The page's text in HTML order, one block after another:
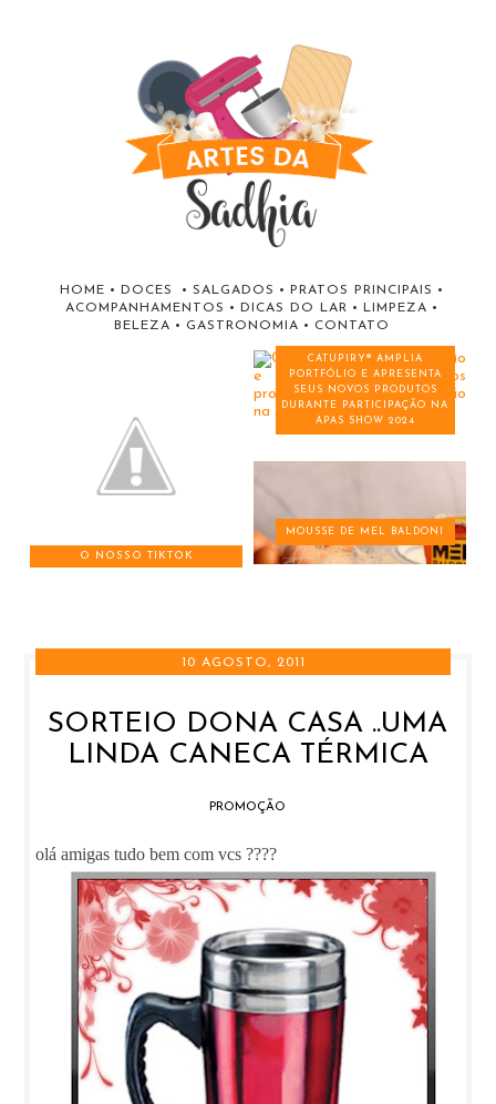
HOME • DOCES • SALGADOS • PRATOS PRINCIPAIS •
ACOMPANHAMENTOS • DICAS DO LAR • LIMPEZA •
BELEZA • GASTRONOMIA • CONTATO
O NOSSO TIKTOK
CATUPIRY® AMPLIA
PORTFÓLIO E APRESENTA
SEUS NOVOS PRODUTOS
DURANTE PARTICIPAÇÃO NA
APAS SHOW 2024
MOUSSE DE MEL BALDONI
10 AGOSTO, 2011
SORTEIO DONA CASA ..UMA
LINDA CANECA TÉRMICA
PROMOÇÃO
olá amigas tudo bem com vcs ????